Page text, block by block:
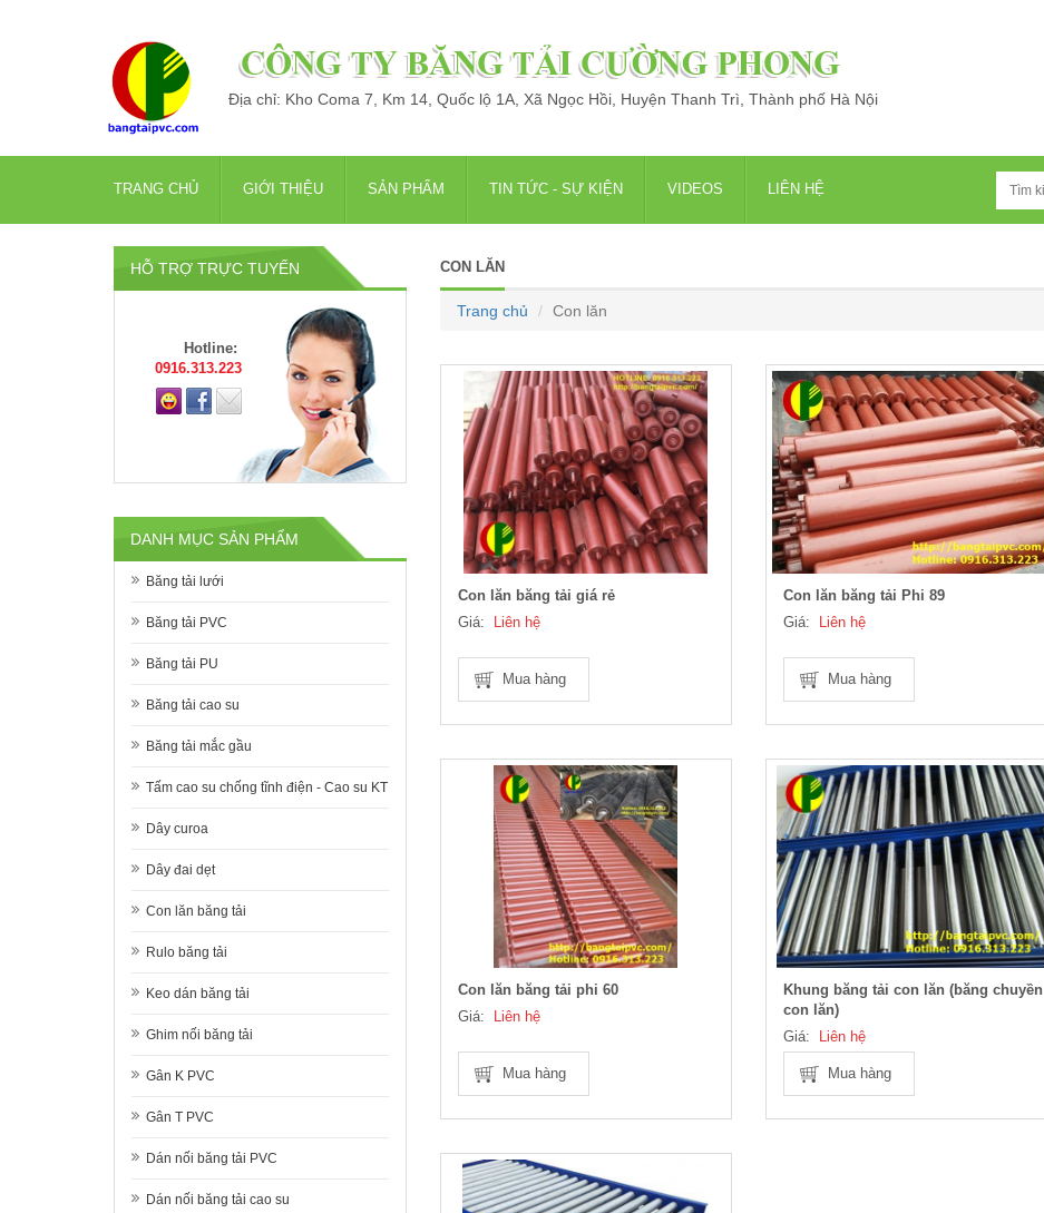
Địa chỉ: Kho Coma 7, Km 14, Quốc lộ 1A, Xã Ngọc Hồi, Huyện Thanh Trì, Thành phố Hà Nội
TRANG CHỦ GIỚI THIỆU SẢN PHẨM TIN TỨC - SỰ KIỆN VIDEOS LIÊN HỆ
HỖ TRỢ TRỰC TUYẾN
Hotline:
0916.313.223
DANH MỤC SẢN PHẨM
Băng tải lưới
Băng tải PVC
Băng tải PU
Băng tải cao su
Băng tải mắc gầu
Tấm cao su chống tĩnh điện - Cao su KT
Dây curoa
Dây đai dẹt
Con lăn băng tải
Rulo băng tải
Keo dán băng tải
Ghim nối băng tải
Gân K PVC
Gân T PVC
Dán nối băng tải PVC
Dán nối băng tải cao su
CON LĂN
Trang chủ Con lăn
Con lăn băng tải giá rẻ
Giá:
Liên hệ
Mua hàng
Con lăn băng tải Phi 89
Giá:
Liên hệ
Mua hàng
Con lăn băng tải phi 60
Giá:
Liên hệ
Mua hàng
Khung băng tải con lăn (băng chuyền
con lăn)
Giá:
Liên hệ
Mua hàng